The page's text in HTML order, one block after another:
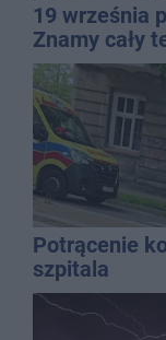
19 września
Znamy cały
Potrącenie
szpitala